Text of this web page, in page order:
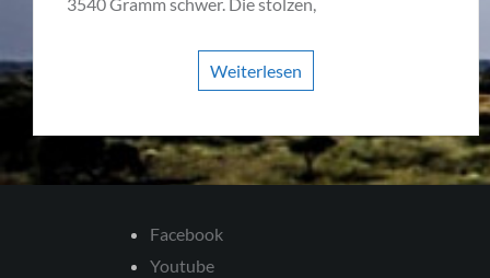
Weiterlesen
Facebook
Youtube